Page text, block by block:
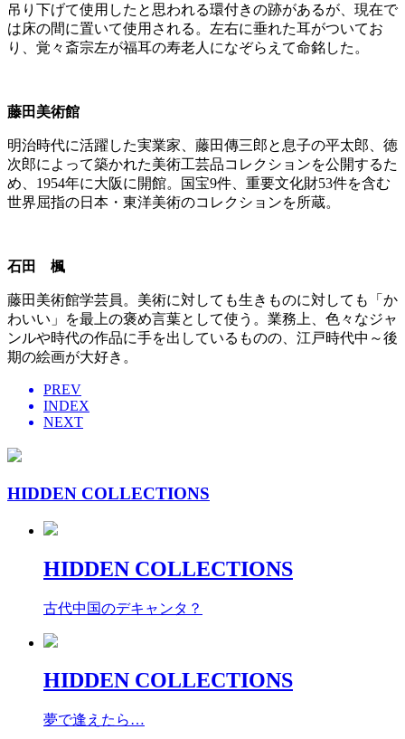
吊り下げて使用したと思われる環付きの跡があるが、現在で
は床の間に置いて使用される。左右に垂れた耳がついてお
り、覚々斎宗左が福耳の寿老人になぞらえて命銘した。
藤田美術館
明治時代に活躍した実業家、藤田傳三郎と息子の平太郎、徳
次郎によって築かれた美術工芸品コレクションを公開するた
め、1954年に大阪に開館。国宝9件、重要文化財53件を含む
世界屈指の日本・東洋美術のコレクションを所蔵。
石田 楓
藤田美術館学芸員。美術に対しても生きものに対しても「か
わいい」を最上の褒め言葉として使う。業務上、色々なジャ
ンルや時代の作品に手を出しているものの、江戸時代中～後
期の絵画が大好き。
PREV
INDEX
NEXT
HIDDEN COLLECTIONS
HIDDEN COLLECTIONS
古代中国のデキャンタ？
HIDDEN COLLECTIONS
夢で逢えたら…